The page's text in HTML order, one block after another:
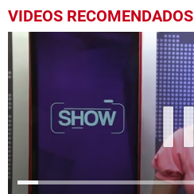
VIDEOS RECOMENDADOS